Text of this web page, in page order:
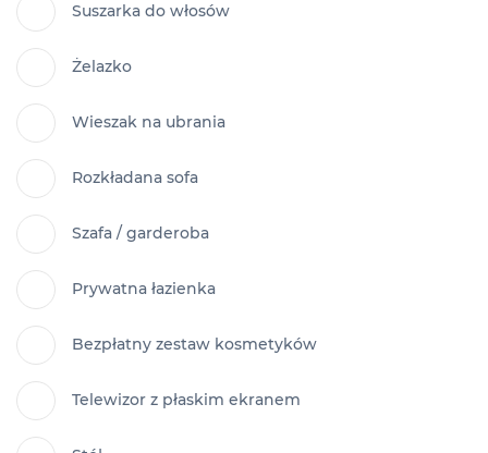
Suszarka do włosów
Żelazko
Wieszak na ubrania
Rozkładana sofa
Szafa / garderoba
Prywatna łazienka
Bezpłatny zestaw kosmetyków
Telewizor z płaskim ekranem